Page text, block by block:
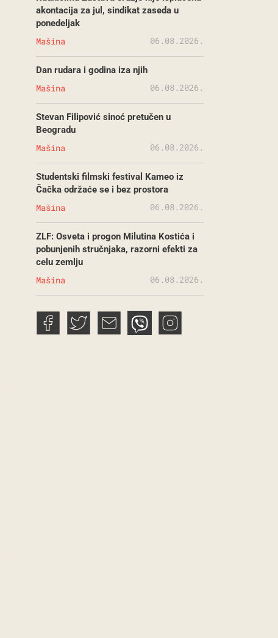
akontacija za jul, sindikat zaseda u
ponedeljak
Mašina 06.08.2026.
Dan rudara i godina iza njih
Mašina 06.08.2026.
Stevan Filipović sinoć pretučen u
Beogradu
Mašina 06.08.2026.
Studentski filmski festival Kameo iz
Čačka održaće se i bez prostora
Mašina 06.08.2026.
ZLF: Osveta i progon Milutina Kostića i
pobunjenih stručnjaka, razorni efekti za
celu zemlju
Mašina 06.08.2026.